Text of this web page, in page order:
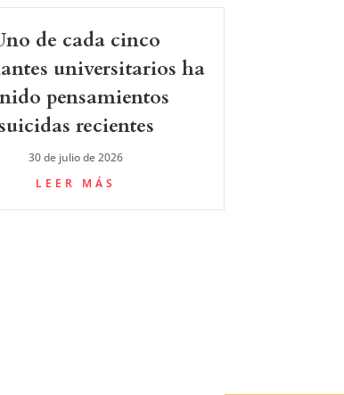
de cada cinco
universitarios ha
pensamientos
suicidas recientes
30 de julio de 2026
LEER MÁS